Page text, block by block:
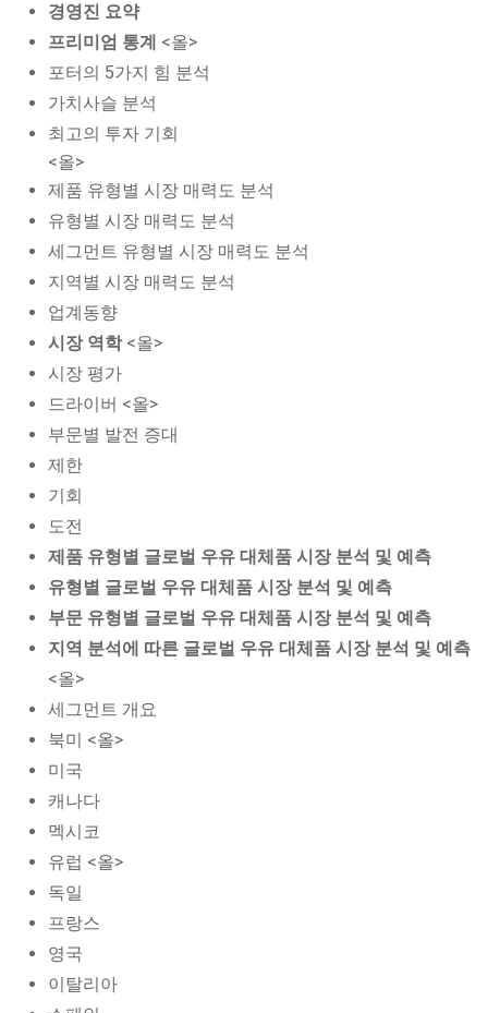
경영진 요약
프리미엄 통계 <올>
포터의 5가지 힘 분석
가치사슬 분석
최고의 투자 기회
<올>
제품 유형별 시장 매력도 분석
유형별 시장 매력도 분석
세그먼트 유형별 시장 매력도 분석
지역별 시장 매력도 분석
업계동향
시장 역학<올>
시장 평가
드라이버 <올>
부문별 발전 증대
제한
기회
도전
제품 유형별 글로벌 우유 대체품 시장 분석 및 예측
유형별 글로벌 우유 대체품 시장 분석 및 예측
부문 유형별 글로벌 우유 대체품 시장 분석 및 예측
지역 분석에 따른 글로벌 우유 대체품 시장 분석 및 예측
<올>
세그먼트 개요
북미 <올>
미국
캐나다
멕시코
유럽 <올>
독일
프랑스
영국
이탈리아